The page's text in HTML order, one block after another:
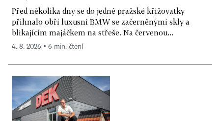
Před několika dny se do jedné pražské křižovatky
přihnalo obří luxusní BMW se začerněnými skly a
blikajícím majáčkem na střeše. Na červenou...
4. 8. 2026 ▪ 6 min. čtení